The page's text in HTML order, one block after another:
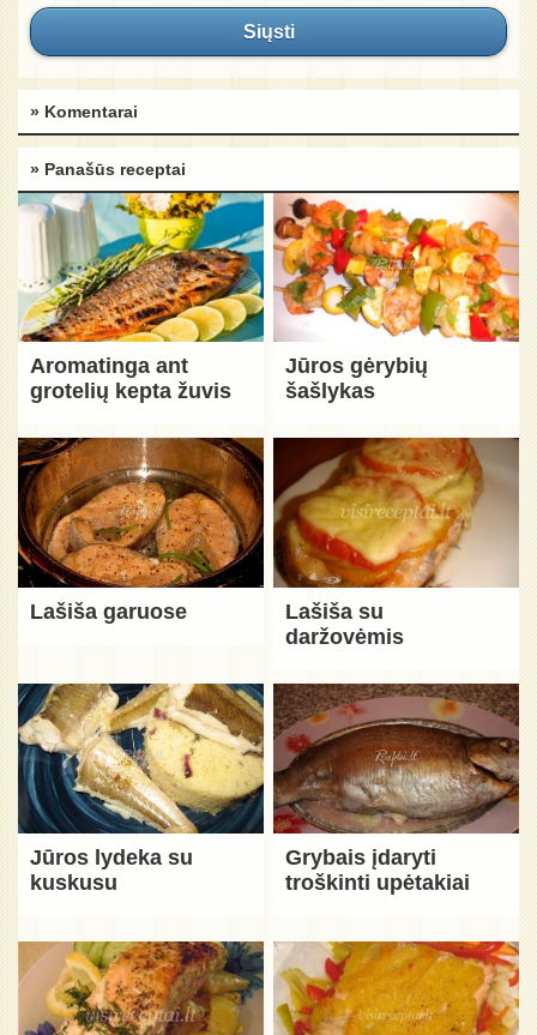
Siųsti
» Komentarai
» Panašūs receptai
Aromatinga ant
grotelių kepta žuvis
Jūros gėrybių
šašlykas
Lašiša garuose
Lašiša su
daržovėmis
Jūros lydeka su
kuskusu
Grybais įdaryti
troškinti upėtakiai